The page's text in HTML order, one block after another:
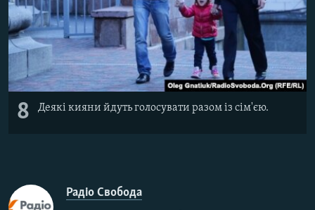
8 Деякі кияни йдуть голосувати разом із сім'єю.
Радіо Свобода